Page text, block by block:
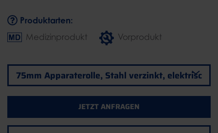
Produktarten:
Medizinprodukt Vorprodukt
JETZT ANFRAGEN